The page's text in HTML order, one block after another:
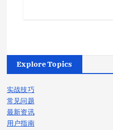
Explore Topics
实战技巧
常见问题
最新资讯
用户指南